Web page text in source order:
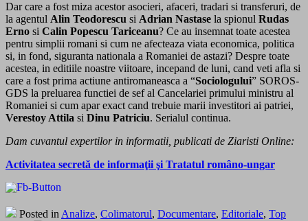
Dar care a fost miza acestor asocieri, afaceri, tradari si transferuri, de
la agentul Alin Teodorescu si Adrian Nastase la spionul Rudas
Erno si Calin Popescu Tariceanu? Ce au insemnat toate acestea
pentru simplii romani si cum ne afecteaza viata economica, politica
si, in fond, siguranta nationala a Romaniei de astazi? Despre toate
acestea, in editiile noastre viitoare, incepand de luni, cand veti afla si
care a fost prima actiune antiromaneasca a “Sociologului” SOROS-
GDS la preluarea functiei de sef al Cancelariei primului ministru al
Romaniei si cum apar exact cand trebuie marii investitori ai patriei,
Verestoy Attila si Dinu Patriciu. Serialul continua.
Dam cuvantul expertilor in informatii, publicati de Ziaristi Online:
Activitatea secretă de informaţii şi Tratatul româno-ungar
Posted in Analize, Colimatorul, Documentare, Editoriale, Top